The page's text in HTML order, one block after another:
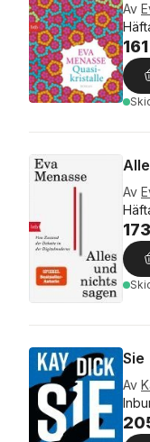
Av
Av
Sie
Av